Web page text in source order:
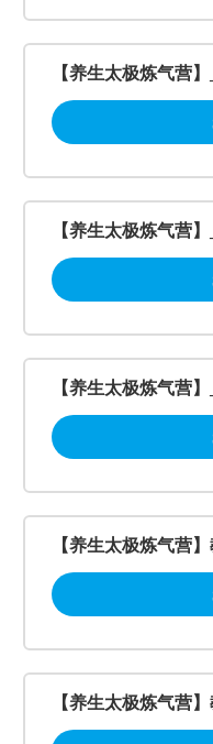
【养生太极炼气营
【养生太极炼气营
【养生太极炼气营
【养生太极炼气营
【养生太极炼气营